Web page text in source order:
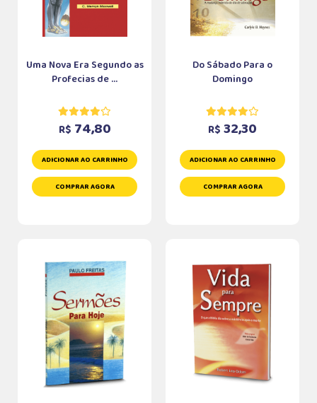
Uma Nova Era Segundo as
Profecias de ...
R$ 74,80
ADICIONAR AO CARRINHO
COMPRAR AGORA
Do Sábado Para o
Domingo
R$ 32,30
ADICIONAR AO CARRINHO
COMPRAR AGORA